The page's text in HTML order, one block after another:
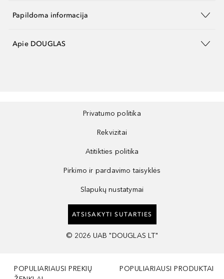
Papildoma informacija
Apie DOUGLAS
Privatumo politika
Rekvizitai
Atitikties politika
Pirkimo ir pardavimo taisyklės
Slapukų nustatymai
ATSISAKYTI SUTARTIES
© 2026 UAB "DOUGLAS LT"
POPULIARIAUSI PREKIŲ
POPULIARIAUSI PRODUKTAI